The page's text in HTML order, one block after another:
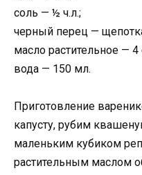
соль — ½ ч.л.;
черный перец —
масло растительное — 4
вода — 150 мл.
Приготовление
капусту, рубим
маленьким кубиком
растительным маслом